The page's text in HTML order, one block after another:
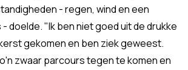
- regen, wind en een
doelde. "Ik ben niet goed uit de drukke
gekomen en ben ziek geweest.
zwaar parcours tegen te komen en